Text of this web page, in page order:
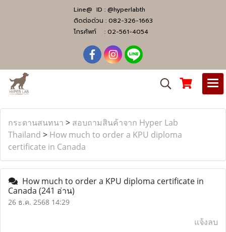
Line@ ID : @hyperlabth
ติดต่อด่วน : 082-326-1663
โทรศัพท์ : 02-561-4054
กระดานสนทนา > สอบถามสินค้าจาก Hyper Lab
Thailand > How much to order a KPU diploma
certificate in Canada
How much to order a KPU diploma certificate in
Canada (241 อ่าน)
26 ธ.ค. 2568 14:29
แจ้งลบ